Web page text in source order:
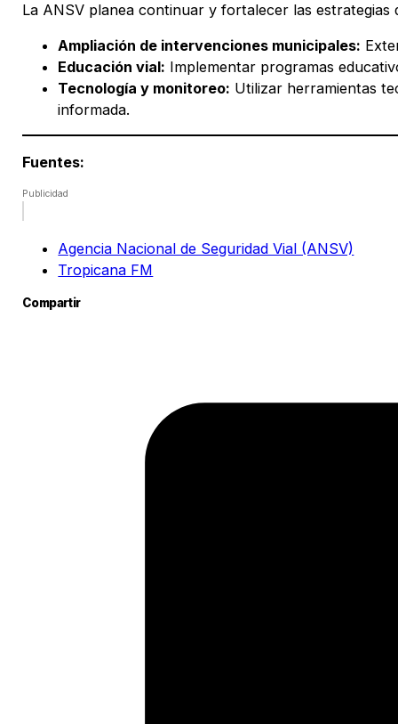
La ANSV planea continuar y fortalecer las
Ampliación de intervenciones municipales:
Educación vial: Implementar programas
Tecnología y monitoreo: Utilizar herramientas
informada.
Fuentes:
Publicidad
Agencia Nacional de Seguridad Vial (ANSV)
Tropicana FM
Compartir